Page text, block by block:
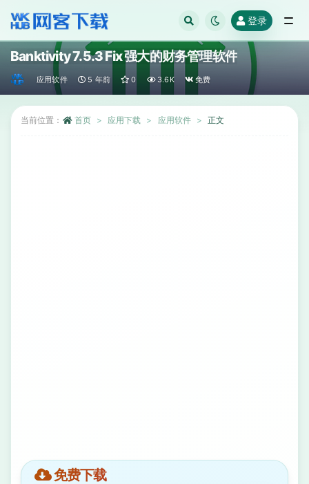
登录
Banktivity 7.5.3 Fix 强大的财务管理软件
应用软件 5 年前 0 3.6K 免费
当前位置： 首页 应用下载 应用软件 正文
免费下载
全部